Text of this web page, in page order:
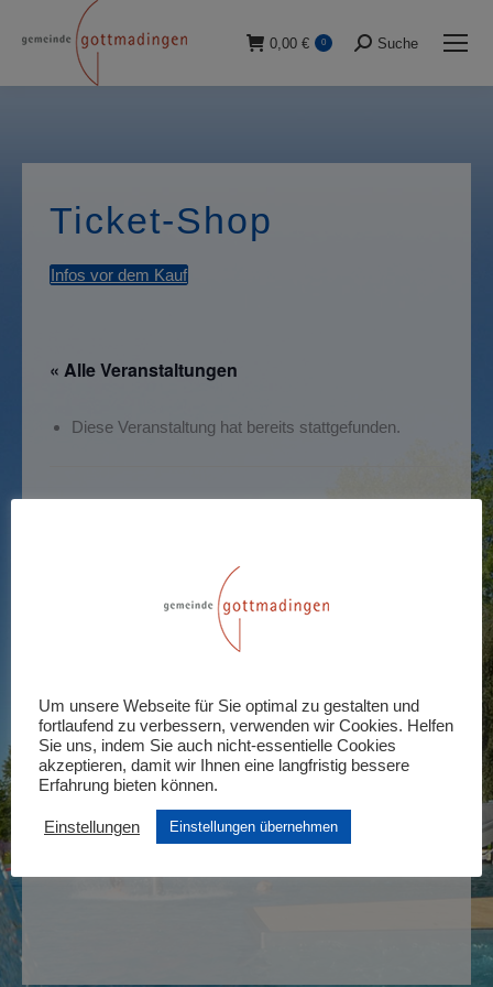
0,00 € 0 Suche:
Suche
Ticket-Shop
Infos vor dem Kauf
« Alle Veranstaltungen
Diese Veranstaltung hat bereits stattgefunden.
Abendtarif – 24.08.
Tickets sind nicht länger verfügbar
Um unsere Webseite für Sie optimal zu gestalten und
fortlaufend zu verbessern, verwenden wir Cookies. Helfen
Sie uns, indem Sie auch nicht-essentielle Cookies
akzeptieren, damit wir Ihnen eine langfristig bessere
Erfahrung bieten können.
Einstellungen Einstellungen übernehmen